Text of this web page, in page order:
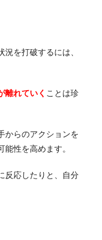
を打破するには、
離れていく ことは珍
からのアクションを
性を高めます。
反応したりと、自分